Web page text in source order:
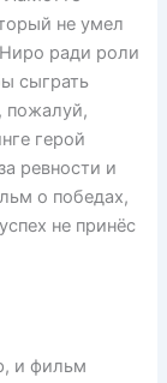
не умел
ради роли
сыграть
пожалуй,
герой
ревности и
о победах,
не принёс
и фильм